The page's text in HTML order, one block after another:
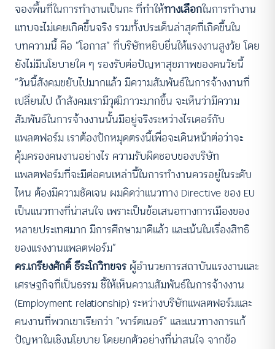
จองพื้นที่ในการทำงานเป็นกะ ที่ทำให้ทางเลือกในการทำงาน
แทบจะไม่เคยเกิดขึ้นจริง รวมทั้งประเด็นล่าสุดที่เกิดขึ้นใน
บทความนี้ คือ “โอกาส” ที่บริษัทหยิบยื่นให้แรงงานสูงวัย โดย
ยังไม่มีนโยบายใด ๆ รองรับต่อปัญหาสุขภาพของคนวัยนี้
“วันนี้สังคมขยับไปมากแล้ว มีความสัมพันธ์ในการจ้างงานที่
เปลี่ยนไป ถ้าสังคมเรามีวุฒิภาวะมากขึ้น จะเห็นว่ามีความ
สัมพันธ์ในการจ้างงานนั้นมีอยู่จริงระหว่างไรเดอร์กับ
แพลตฟอร์ม เราต้องปักหมุดตรงนี้เพื่อจะเดินหน้าต่อว่าจะ
คุ้มครองคนงานอย่างไร ความรับผิดชอบของบริษัท
แพลตฟอร์มที่จะมีต่อคนเหล่านี้ในการทำงานควรอยู่ในระดับ
ไหน ต้องมีความชัดเจน ผมคิดว่าแนวทาง Directive ของ EU
เป็นแนวทางที่น่าสนใจ เพราะเป็นข้อเสนอทางการเมืองของ
หลายประเทศมาก มีการศึกษามาดีแล้ว และเน้นในเรื่องสิทธิ
ของแรงงานแพลตฟอร์ม”
ดร.เกรียงศักดิ์ ธีระโกวิทขจร ผู้อำนวยการสถาบันแรงงานและ
เศรษฐกิจที่เป็นธรรม ชี้ให้เห็นความสัมพันธ์ในการจ้างงาน
(Employment relationship) ระหว่างบริษัทแพลตฟอร์มและ
คนงานที่พวกเขาเรียกว่า “พาร์ตเนอร์” และแนวทางการแก้
ปัญหาในเชิงนโยบาย โดยยกตัวอย่างที่น่าสนใจ จากข้อ